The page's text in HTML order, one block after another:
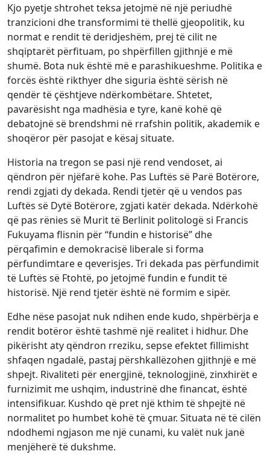
Kjo pyetje shtrohet teksa jetojmë në një periudhë
tranzicioni dhe transformimi të thellë gjeopolitik, ku
normat e rendit të deridjeshëm, prej të cilit ne
shqiptarët përfituam, po shpërfillen gjithnjë e më
shumë. Bota nuk është më e parashikueshme. Politika e
forcës është rikthyer dhe siguria është sërish në
qendër të çështjeve ndërkombëtare. Shtetet,
pavarësisht nga madhësia e tyre, kanë kohë që
debatojnë së brendshmi në rrafshin politik, akademik e
shoqëror për pasojat e kësaj situate.
Historia na tregon se pasi një rend vendoset, ai
qëndron për njëfarë kohe. Pas Luftës së Parë Botërore,
rendi zgjati dy dekada. Rendi tjetër që u vendos pas
Luftës së Dytë Botërore, zgjati katër dekada. Ndërkohë
që pas rënies së Murit të Berlinit politologë si Francis
Fukuyama flisnin për “fundin e historisë” dhe
përqafimin e demokracisë liberale si forma
përfundimtare e qeverisjes. Tri dekada pas përfundimit
të Luftës së Ftohtë, po jetojmë fundin e fundit të
historisë. Një rend tjetër është në formim e sipër.
Edhe nëse pasojat nuk ndihen ende kudo, shpërbërja e
rendit botëror është tashmë një realitet i hidhur. Dhe
pikërisht aty qëndron rreziku, sepse efektet fillimisht
shfaqen ngadalë, pastaj përshkallëzohen gjithnjë e më
shpejt. Rivaliteti për energjinë, teknologjinë, zinxhirët e
furnizimit me ushqim, industrinë dhe financat, është
intensifikuar. Kushdo që pret një kthim të shpejtë në
normalitet po humbet kohë të çmuar. Situata në të cilën
ndodhemi ngjason me një cunami, ku valët nuk janë
menjëherë të dukshme.